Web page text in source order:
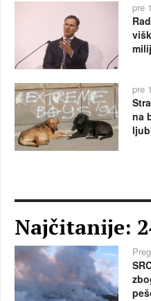
pre
pre
na
Najčitanije: